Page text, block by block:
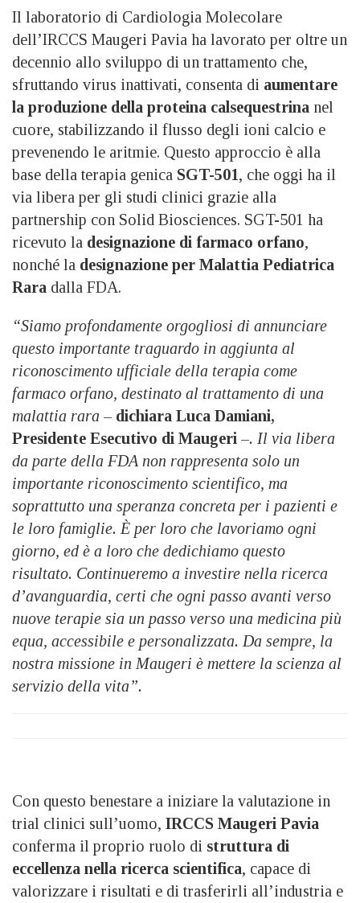
Il laboratorio di Cardiologia Molecolare
dell’IRCCS Maugeri Pavia ha lavorato per oltre un
decennio allo sviluppo di un trattamento che,
sfruttando virus inattivati, consenta di aumentare
la produzione della proteina calsequestrina nel
cuore, stabilizzando il flusso degli ioni calcio e
prevenendo le aritmie. Questo approccio è alla
base della terapia genica SGT-501, che oggi ha il
via libera per gli studi clinici grazie alla
partnership con Solid Biosciences. SGT-501 ha
ricevuto la designazione di farmaco orfano,
nonché la designazione per Malattia Pediatrica
Rara dalla FDA.
“Siamo profondamente orgogliosi di annunciare
questo importante traguardo in aggiunta al
riconoscimento ufficiale della terapia come
farmaco orfano, destinato al trattamento di una
malattia rara – dichiara Luca Damiani,
Presidente Esecutivo di Maugeri –. Il via libera
da parte della FDA non rappresenta solo un
importante riconoscimento scientifico, ma
soprattutto una speranza concreta per i pazienti e
le loro famiglie. È per loro che lavoriamo ogni
giorno, ed è a loro che dedichiamo questo
risultato. Continueremo a investire nella ricerca
d’avanguardia, certi che ogni passo avanti verso
nuove terapie sia un passo verso una medicina più
equa, accessibile e personalizzata. Da sempre, la
nostra missione in Maugeri è mettere la scienza al
servizio della vita”.
Con questo benestare a iniziare la valutazione in
trial clinici sull’uomo, IRCCS Maugeri Pavia
conferma il proprio ruolo di struttura di
eccellenza nella ricerca scientifica, capace di
valorizzare i risultati e di trasferirli all’industria e